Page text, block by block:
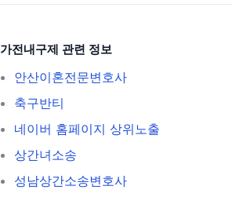
가전내구제 관련 정보
안산이혼전문변호사
축구반티
네이버 홈페이지 상위노출
상간녀소송
성남상간소송변호사